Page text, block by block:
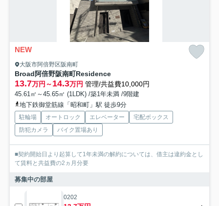
NEW
大阪市阿倍野区阪南町
Broad阿倍野阪南町Residence
13.7万円～14.3万円 管理/共益費10,000円
45.61㎡～45.65㎡ (1LDK) /築1年未満 /9階建
地下鉄御堂筋線「昭和町」駅 徒歩9分
駐輪場 オートロック エレベーター
宅配ボックス
防犯カメラ
バイク置場あり
■契約開始日より起算して1年未満の解約については、借主は違約金とし
て賃料と共益費の2ヵ月分要
募集中の部屋
0202